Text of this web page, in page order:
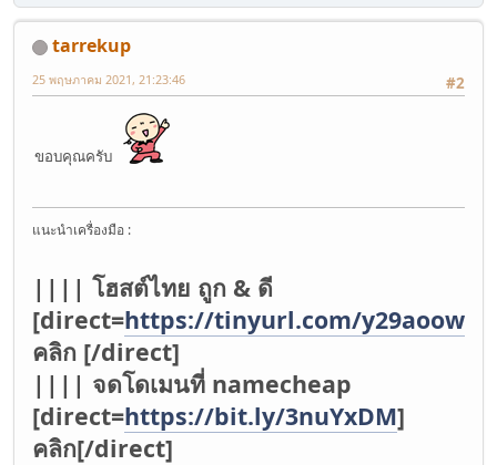
tarrekup
#2
25 พฤษภาคม 2021, 21:23:46
ขอบคุณครับ
แนะนำเครื่องมือ :
|||| โฮสต์ไทย ถูก & ดี
[direct=https://tinyurl.com/y29aoowv
คลิก [/direct]
|||| จดโดเมนที่ namecheap
[direct=https://bit.ly/3nuYxDM]
คลิก[/direct]